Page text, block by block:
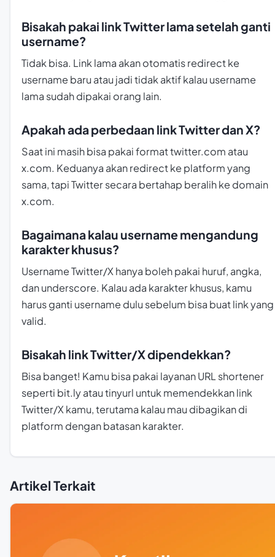
Bisakah pakai link Twitter lama setelah ganti
username?
Tidak bisa. Link lama akan otomatis redirect ke
username baru atau jadi tidak aktif kalau username
lama sudah dipakai orang lain.
Apakah ada perbedaan link Twitter dan X?
Saat ini masih bisa pakai format twitter.com atau
x.com. Keduanya akan redirect ke platform yang
sama, tapi Twitter secara bertahap beralih ke domain
x.com.
Bagaimana kalau username mengandung
karakter khusus?
Username Twitter/X hanya boleh pakai huruf, angka,
dan underscore. Kalau ada karakter khusus, kamu
harus ganti username dulu sebelum bisa buat link yang
valid.
Bisakah link Twitter/X dipendekkan?
Bisa banget! Kamu bisa pakai layanan URL shortener
seperti bit.ly atau tinyurl untuk memendekkan link
Twitter/X kamu, terutama kalau mau dibagikan di
platform dengan batasan karakter.
Artikel Terkait